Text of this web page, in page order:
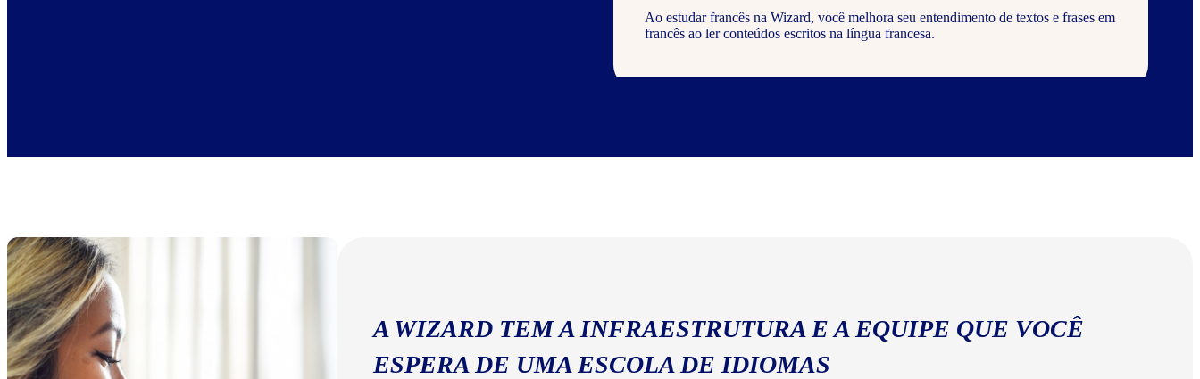
Ao estudar francês na Wizard, você melhora seu entendimento de textos e frases em
francês ao ler conteúdos escritos na língua francesa.
Escrita
A WIZARD TEM A INFRAESTRUTURA E A EQUIPE QUE VOCÊ
ESPERA DE UMA ESCOLA DE IDIOMAS